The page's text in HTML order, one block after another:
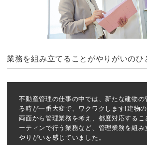
業務を組み立てることがやりがいのひ
不動産管理の仕事の中では、新たな建物の
る時が一番大変で、ワクワクします!建物
両面から管理業務を考え、都度対応するこ
ーティンで行う業務など、管理業務を組み
やりがいを感じていました。